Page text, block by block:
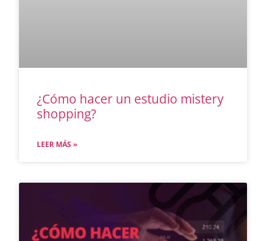
¿Cómo hacer un estudio mistery
shopping?
LEER MÁS »